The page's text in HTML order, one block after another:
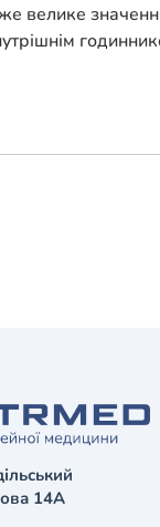
велике
14А